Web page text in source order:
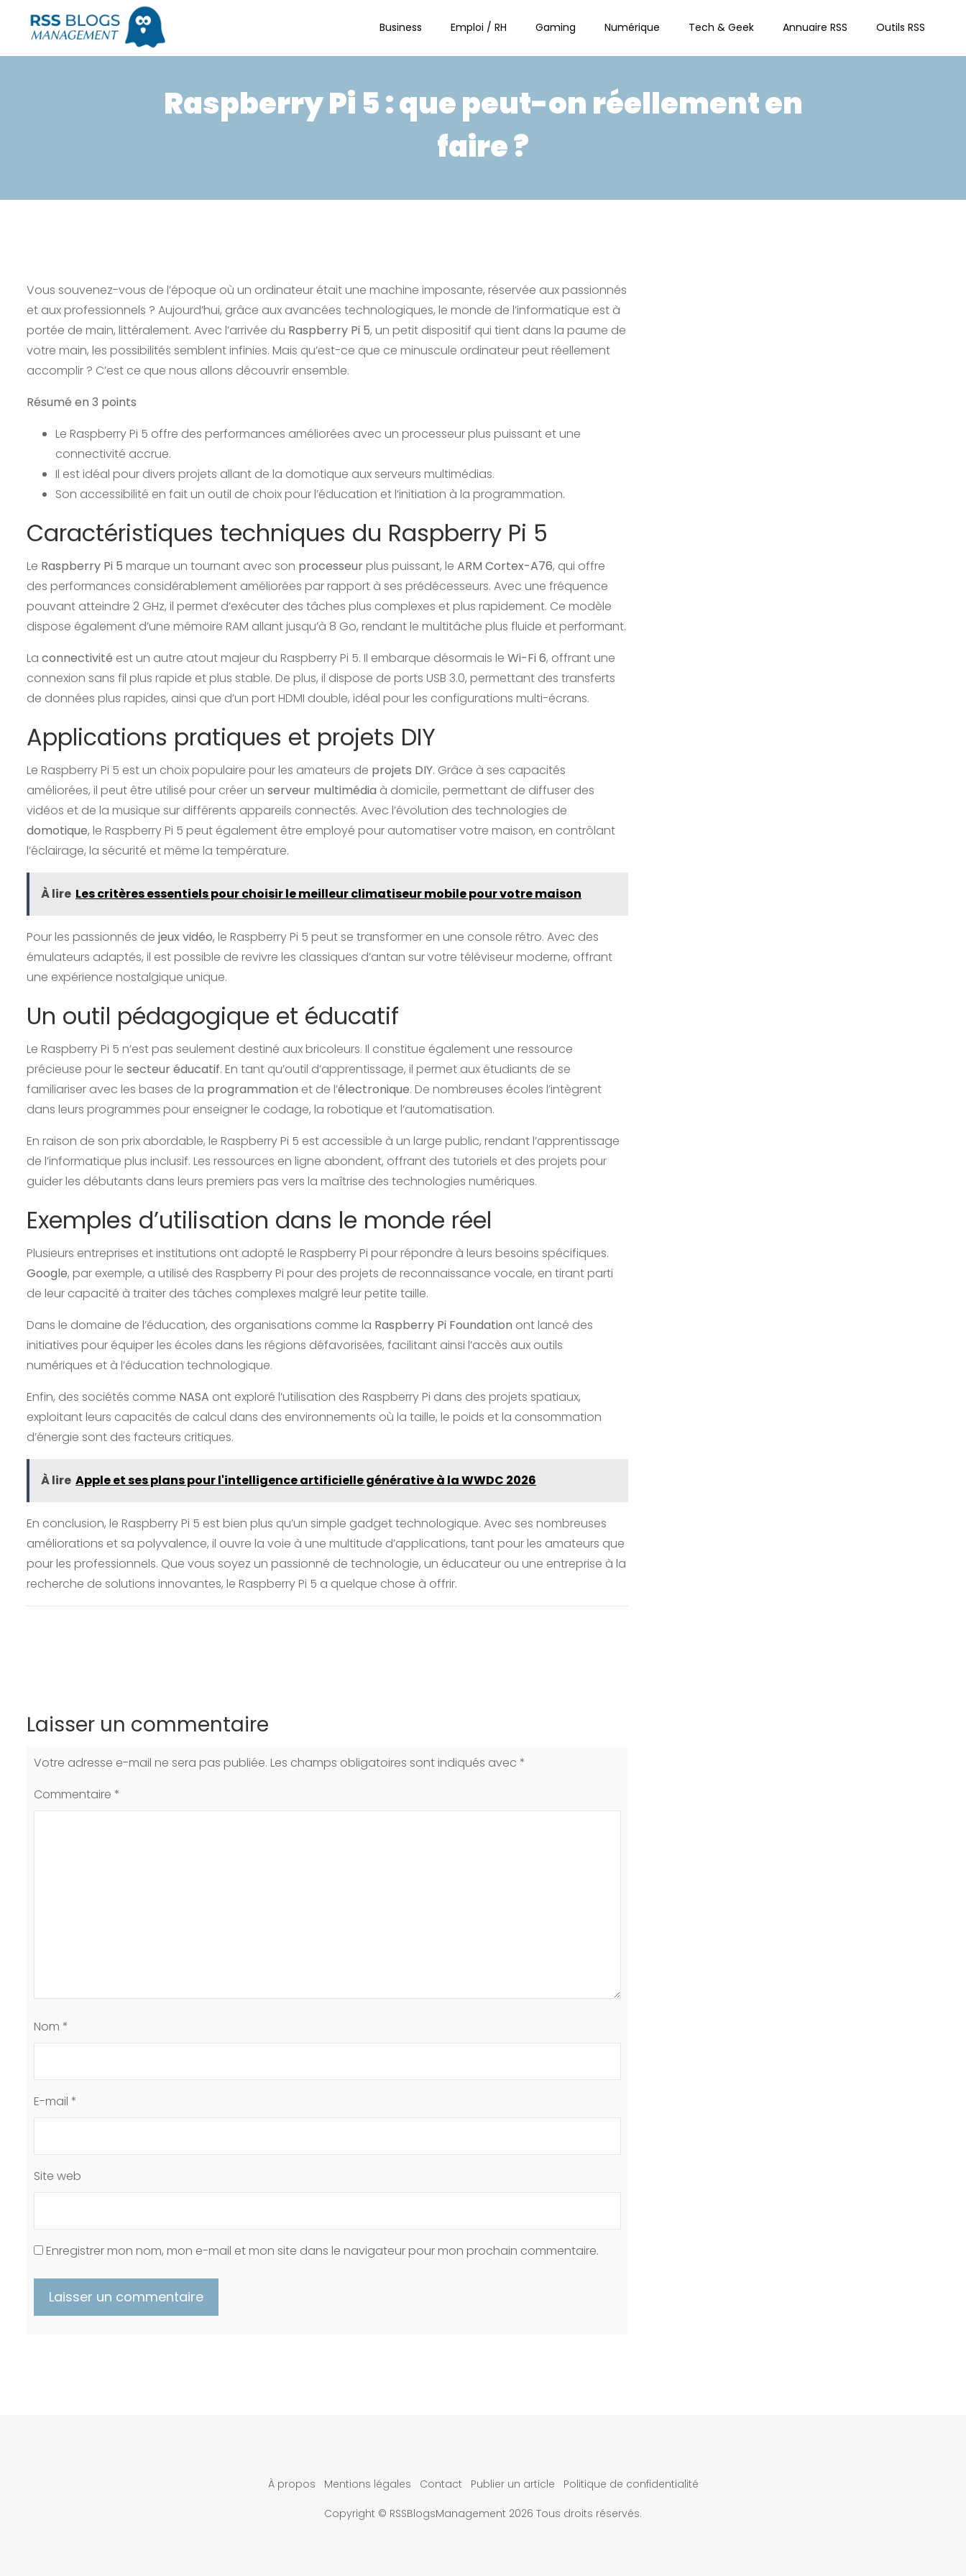
Business Emploi / RH Gaming Numérique Tech & Geek Annuaire RSS Outils RSS
Raspberry Pi 5 : que peut-on réellement en
faire ?
Vous souvenez-vous de l’époque où un ordinateur était une machine imposante, réservée aux passionnés
et aux professionnels ? Aujourd’hui, grâce aux avancées technologiques, le monde de l’informatique est à
portée de main, littéralement. Avec l’arrivée du Raspberry Pi 5, un petit dispositif qui tient dans la paume de
votre main, les possibilités semblent infinies. Mais qu’est-ce que ce minuscule ordinateur peut réellement
accomplir ? C’est ce que nous allons découvrir ensemble.
Résumé en 3 points
Le Raspberry Pi 5 offre des performances améliorées avec un processeur plus puissant et une
connectivité accrue.
Il est idéal pour divers projets allant de la domotique aux serveurs multimédias.
Son accessibilité en fait un outil de choix pour l’éducation et l’initiation à la programmation.
Caractéristiques techniques du Raspberry Pi 5
Le Raspberry Pi 5 marque un tournant avec son processeurplus puissant, le ARM Cortex-A76, qui offre
des performances considérablement améliorées par rapport à ses prédécesseurs. Avec une fréquence
pouvant atteindre 2 GHz, il permet d’exécuter des tâches plus complexes et plus rapidement. Ce modèle
dispose également d’une mémoire RAM allant jusqu’à 8 Go, rendant le multitâche plus fluide et performant.
La connectivité est un autre atout majeur du Raspberry Pi 5. Il embarque désormais le Wi-Fi 6, offrant une
connexion sans fil plus rapide et plus stable. De plus, il dispose de ports USB 3.0, permettant des transferts
de données plus rapides, ainsi que d’un port HDMI double, idéal pour les configurations multi-écrans.
Applications pratiques et projets DIY
Le Raspberry Pi 5 est un choix populaire pour les amateurs de projets DIY. Grâce à ses capacités
améliorées, il peut être utilisé pour créer un serveur multimédia à domicile, permettant de diffuser des
vidéos et de la musique sur différents appareils connectés. Avec l’évolution des technologies de
domotique, le Raspberry Pi 5 peut également être employé pour automatiser votre maison, en contrôlant
l’éclairage, la sécurité et même la température.
À lire Les critères essentiels pour choisir le meilleur climatiseur mobile pour votre maison
Pour les passionnés de jeux vidéo, le Raspberry Pi 5 peut se transformer en une console rétro. Avec des
émulateurs adaptés, il est possible de revivre les classiques d’antan sur votre téléviseur moderne, offrant
une expérience nostalgique unique.
Un outil pédagogique et éducatif
Le Raspberry Pi 5 n’est pas seulement destiné aux bricoleurs. Il constitue également une ressource
précieuse pour le secteur éducatif. En tant qu’outil d’apprentissage, il permet aux étudiants de se
familiariser avec les bases de la programmation et de l’électronique. De nombreuses écoles l’intègrent
dans leurs programmes pour enseigner le codage, la robotique et l’automatisation.
En raison de son prix abordable, le Raspberry Pi 5 est accessible à un large public, rendant l’apprentissage
de l’informatique plus inclusif. Les ressources en ligne abondent, offrant des tutoriels et des projets pour
guider les débutants dans leurs premiers pas vers la maîtrise des technologies numériques.
Exemples d’utilisation dans le monde réel
Plusieurs entreprises et institutions ont adopté le Raspberry Pi pour répondre à leurs besoins spécifiques.
Google, par exemple, a utilisé des Raspberry Pi pour des projets de reconnaissance vocale, en tirant parti
de leur capacité à traiter des tâches complexes malgré leur petite taille.
Dans le domaine de l’éducation, des organisations comme la Raspberry Pi Foundation ont lancé des
initiatives pour équiper les écoles dans les régions défavorisées, facilitant ainsi l’accès aux outils
numériques et à l’éducation technologique.
Enfin, des sociétés comme NASA ont exploré l’utilisation des Raspberry Pi dans des projets spatiaux,
exploitant leurs capacités de calcul dans des environnements où la taille, le poids et la consommation
d’énergie sont des facteurs critiques.
À lire Apple et ses plans pour l'intelligence artificielle générative à la WWDC 2026
En conclusion, le Raspberry Pi 5 est bien plus qu’un simple gadget technologique. Avec ses nombreuses
améliorations et sa polyvalence, il ouvre la voie à une multitude d’applications, tant pour les amateurs que
pour les professionnels. Que vous soyez un passionné de technologie, un éducateur ou une entreprise à la
recherche de solutions innovantes, le Raspberry Pi 5 a quelque chose à offrir.
Laisser un commentaire
Votre adresse e-mail ne sera pas publiée. Les champs obligatoires sont indiqués avec *
Commentaire *
Nom *
E-mail *
Site web
Enregistrer mon nom, mon e-mail et mon site dans le navigateur pour mon prochain commentaire.
À propos Mentions légales Contact Publier un article Politique de confidentialité
Copyright © RSSBlogsManagement 2026 Tous droits réservés.